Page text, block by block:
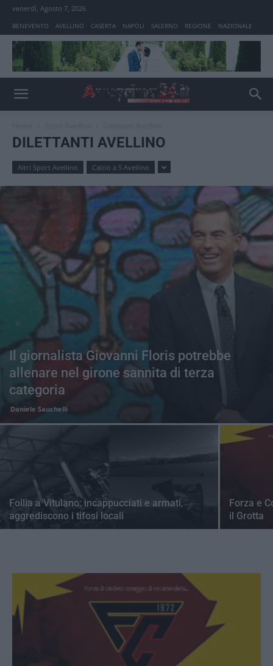
venerdì, Agosto 7, 2026
BENEVENTO AVELLINO CASERTA NAPOLI SALERNO REGIONE NAZIONALE
DILETTANTI AVELLINO
Altri Sport Avellino Calcio a 5 Avellino
Il giornalista Giovanni Floris potrebbe
allenare nel girone sannita di terza
categoria
Daniele Sauchelli
Follia a Vitulano: incappucciati e armati,
aggrediscono i tifosi locali
Forza e
il Grotta